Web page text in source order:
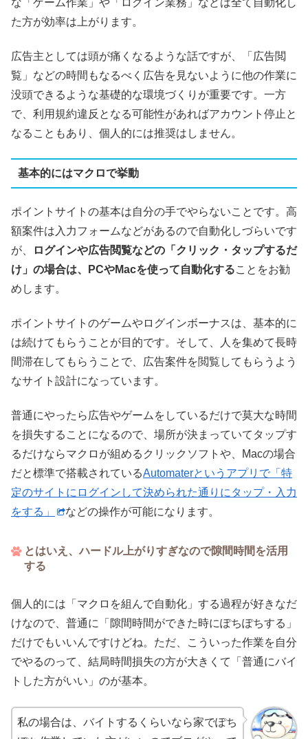
た方が効率は上がります。
広告主としては頭が痛くなるような話ですが、「広告閲
覧」などの時間もなるべく広告を見ないように他の作業に
没頭できるような基礎的な環境づくりが重要です。一方
で、利用規約違反となる可能性があればアカウント停止と
なることもあり、個人的には推奨はしません。
基本的にはマクロで挙動
ポイントサイトの基本は自分の手でやらないことです。高
額案件は入力フォームなどがあるので自動化しづらいです
が、
ログインや広告閲覧などの「クリック・タップするだ
け」の場合は、PCやMacを使って自動化することをお勧
めします。
ポイントサイトのゲームやログインボーナスは、基本的に
は続けてもらうことが目的です。そして、人を集めて長時
間滞在してもらうことで、広告案件を閲覧してもらうよう
なサイト設計になっています。
普通にやったら広告やゲームをしているだけで莫大な時間
を損失することになるので、場所が決まっていてタップす
るだけならマクロが組めるクリックソフトや、Macの場合
だと標準で搭載されているAutomaterというアプリで「特
定のサイトにログインして決められた通りにタップ・入力
をする」
などの操作が可能になります。
とはいえ、ハードル上がりすぎなので隙間時間を活用
する
個人的には「マクロを組んで自動化」する過程が好きなだ
けなので、普通に「隙間時間ができた時にぽちぽちする」
だけでもいいんですけどね。ただ、こういった作業を自分
でやるのって、結局時間損失の方が大きくて「普通にバイ
トした方がいい」のが基本。
私の場合は、バイトするくらいなら家でぽち